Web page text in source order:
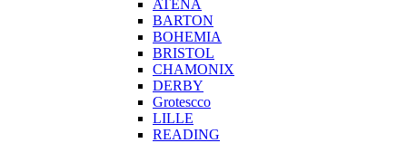
ATENA
BARTON
BOHEMIA
BRISTOL
CHAMONIX
DERBY
Grotescco
LILLE
READING